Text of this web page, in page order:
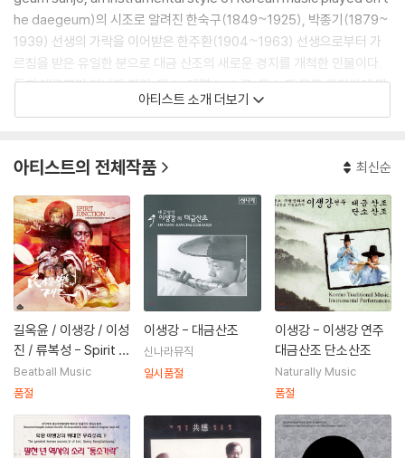
he daegeum)의 시조로 알려진 한숙구(1849~1925), 박종기(1879~
1939) 선생의 가락을 이어받은 한주환(1904~1963) 선생으로부터 가
르침을 받은 유일한 분으로 대금 산조의 새로운 경지를 개척한 인물이다.
특히 대금뿐만 아니라 피리, 단소, 태평소, 소금, 퉁소 등 모든 관악기에 뛰
어난 연주력을 가진 우리 시대의 악성이다.
아티스트 소개 더보기
아티스트의 전체작품 최신순
길옥윤 / 이생강 / 이성
진 / 류복성 - Spirit J
unction: Korean Fol
k Music Meets Jaz
P]
Beatball Music
품절
이생강 - 대금산조
신나라뮤직
일시품절
이생강 - 이생강 연주
대금산조 단소산조
Naturally Music
품절